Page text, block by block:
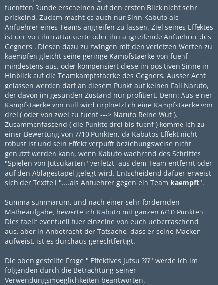
fuenften Runde erscheinen auf den ersten Blick nicht sehr
prickelnd. Zudem macht es auch nur Sinn Kabuto als
Anfuehrer eines Teams angreifen zu lassen. Ziel seines Effektes
ist der von ihm attackierte oder ihn angreifende Anfuehrer des
Gegners . Diesen dazu zu zwingen mit den verletzen Werten zu
kaempfen gleicht seine geringe Kampfstaerke von fuenf
mindestens aus, oder kompensiert diese im positiven Sinne in
Hinblick auf die Teamkampfstaerke des Gegners. Ausser Acht
gelassen werden darf an diesem Punkt auf keinen Fall Naruto,
der davon im gesunden Zustand nur profitiert. Denn: Aus einer
Kampfstaerke von null wird urploetzlich eine Kampfstaerke von
drei ( oder von zwei zu fuenf ---> Naruto Reine Wut ).
Zusammenfassend ( die Punkte drei bis fuenf ) komme ich zu
einer Bewertung von 7/10 Punkten, da Kabutos Effekt nicht
robust ist und sein Effekt verpufft beziehungsweise nicht
genutzt werden kann, wenn Kabuto waehrend des Schrittes
"Spielen von Jutsukarten" verletzt, aus dem Team entfernt oder
auf den Ablagestapel gelegt wird. Entscheidend dafuer erweist
sich der Textteil "....als Anfuehrer gegen ein Team kaempft".
Summa summarum, und nach einer sehr fordernden
Matheaufgabe, bewerte ich Kabuto mit ganzen 6/10 Punkten.
Dies faellt eventuell fuer einzelne von euch ueberraschend
aus, aber in Anbetracht der Tatsache, dass er seine Macken
aufweist, ist es durchaus gerechtfertigt.
Die oben gestellte Frage " Effektives Jutsu ???" werde ich im
folgenden durch die Betrachtung seiner
Verwendungsmoeglichkeiten beantworten.